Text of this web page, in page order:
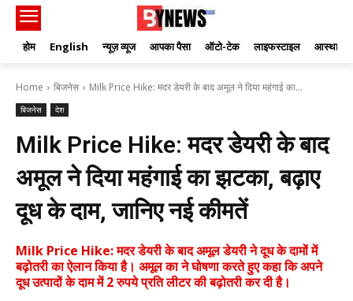
होम English न्यूज़ व्यूज आपका पैसा ऑटो-टेक लाइफस्टाइल आस्था
Home बिजनेस Milk Price Hike: मदर डेयरी के बाद अमूल ने दिया महंगाई का...
बिजनेस देश
Milk Price Hike: मदर डेयरी के बाद
अमूल ने दिया महंगाई का झटका, बढ़ाए
दूध के दाम, जानिए नई कीमतें
Milk Price Hike: मदर डेयरी के बाद अमूल डेयरी ने दूध के दामों में
बढ़ोतरी का ऐलान किया है। अमूल का ने घोषणा करते हुए कहा कि अपने
दूध उत्पादों के दाम में 2 रुपये प्रति लीटर की बढ़ोतरी कर दी है।